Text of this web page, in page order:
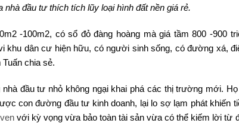
đầu tư thích tích lũy loại hình đất nền giá rẻ.
-100m2, có sổ đỏ đàng hoàng mà giá tầm 800 -900
khu dân cư hiện hữu, có người sinh sống, có đường xá,
chia sẻ.
đầu tư nhỏ không ngại khai phá các thị trường mới. Họ
con đường đầu tư kinh doanh, lại lo sợ lạm phát khiến
với kỳ vọng vừa bảo toàn tài sản vừa có thể kiếm lời từ